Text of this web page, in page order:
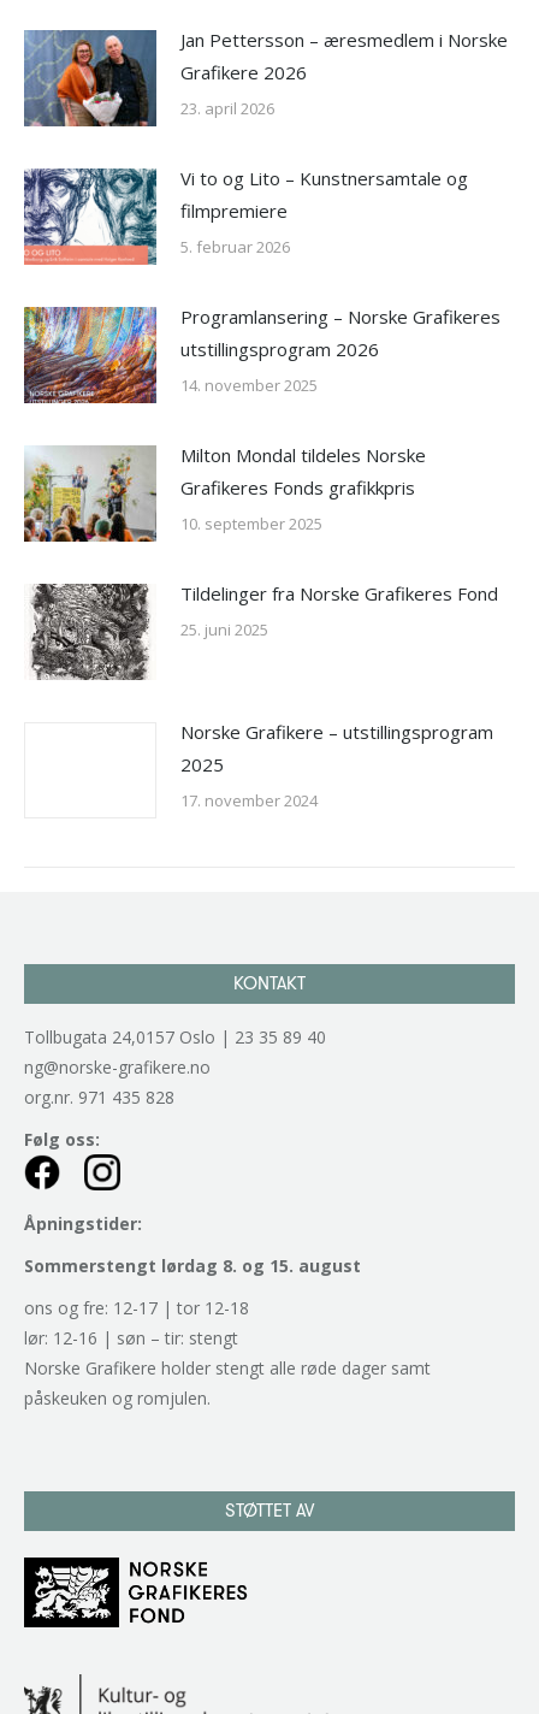
Jan Pettersson – æresmedlem i Norske
Grafikere 2026
23. april 2026
Vi to og Lito – Kunstnersamtale og
filmpremiere
5. februar 2026
Programlansering – Norske Grafikeres
utstillingsprogram 2026
14. november 2025
Milton Mondal tildeles Norske
Grafikeres Fonds grafikkpris
10. september 2025
Tildelinger fra Norske Grafikeres Fond
25. juni 2025
Norske Grafikere – utstillingsprogram
2025
17. november 2024
KONTAKT
Tollbugata 24,0157 Oslo | 23 35 89 40
ng@norske-grafikere.no
org.nr. 971 435 828
Følg oss:
Åpningstider:
Sommerstengt lørdag 8. og 15. august
ons og fre: 12-17 | tor 12-18
lør: 12-16 | søn – tir: stengt
Norske Grafikere holder stengt alle røde dager samt
påskeuken og romjulen.
STØTTET AV